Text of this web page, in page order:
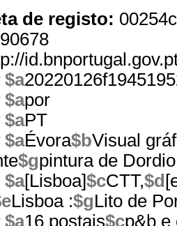
de registo:
$a
$apor
$aPT
$aÉvora$bVisual
$gpintura de
$a[Lisboa]$cCTT,$d
Lisboa :$gLito de
$a16 postais$cp&b e